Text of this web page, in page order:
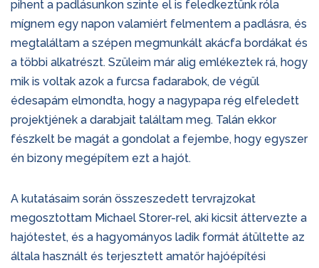
pihent a padlásunkon szinte el is feledkeztünk róla
mígnem egy napon valamiért felmentem a padlásra, és
megtaláltam a szépen megmunkált akácfa bordákat és
a többi alkatrészt. Szüleim már alig emlékeztek rá, hogy
mik is voltak azok a furcsa fadarabok, de végül
édesapám elmondta, hogy a nagypapa rég elfeledett
projektjének a darabjait találtam meg. Talán ekkor
fészkelt be magát a gondolat a fejembe, hogy egyszer
én bizony megépítem ezt a hajót.
A kutatásaim során összeszedett tervrajzokat
megosztottam Michael Storer-rel, aki kicsit áttervezte a
hajótestet, és a hagyományos ladik formát átültette az
általa használt és terjesztett amatőr hajóépítési